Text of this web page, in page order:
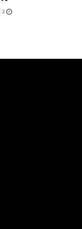
2 أكتوبر، 2024